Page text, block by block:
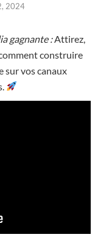
2024
gagnante :Attirez,
construire
sur vos canaux